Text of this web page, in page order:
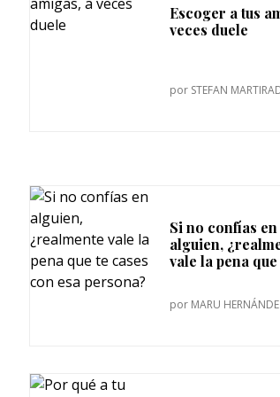
Escoger a tus
veces duele
por STEFAN
Si no confías en
alguien,
vale la pena que
por MARU